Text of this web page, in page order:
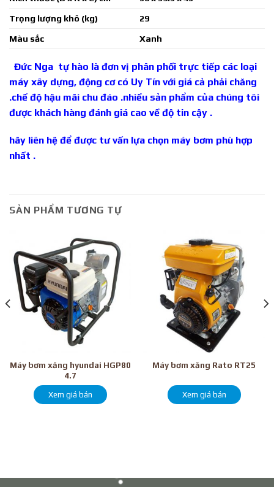
Trọng lượng khô (kg) 29
Màu sắc Xanh
Đức Nga tự hào là đơn vị phân phối trực tiếp các loại
máy xây dựng, động cơ có Uy Tín với giá cả phải chăng
.chế độ hậu mãi chu đáo .nhiều sản phẩm của chúng tôi
được khách hàng đánh giá cao về độ tin cậy .
hãy liên hệ để được tư vấn lựa chọn máy bơm phù hợp
nhất .
SẢN PHẨM TƯƠNG TỰ
Máy bơm xăng hyundai HGP80
4.7
Xem giá bán
Máy bơm xăng Rato RT25
Xem giá bán